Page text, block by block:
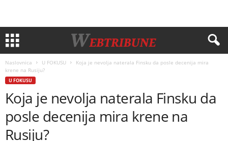
Naslovnica U FOKUSU
Koja je nevolja naterala Finsku da posle decenija mira
krene na Rusiju?
U FOKUSU
Koja je nevolja naterala Finsku da
posle decenija mira krene na
Rusiju?